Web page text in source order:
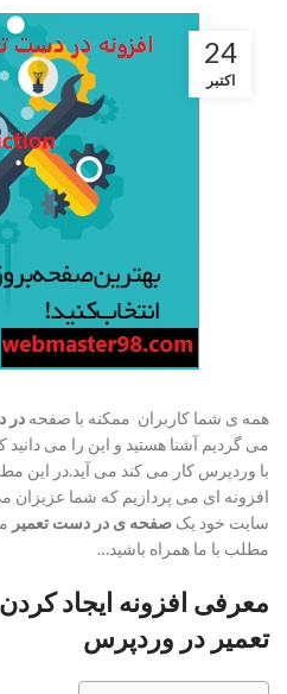
24
اکتبر
همه ی شما کاربران ممکنه با صفحه در
می گردیم آشنا هستید و این را می
با وردپرس کار می کند می آید.در این
افزونه ای می پردازیم که شما عزیزان می
سایت خود یک صفحه ی در دست تعمیر
مطلب با ما همراه باشید…
معرفی افزونه ایجاد
تعمیر در وردپرس